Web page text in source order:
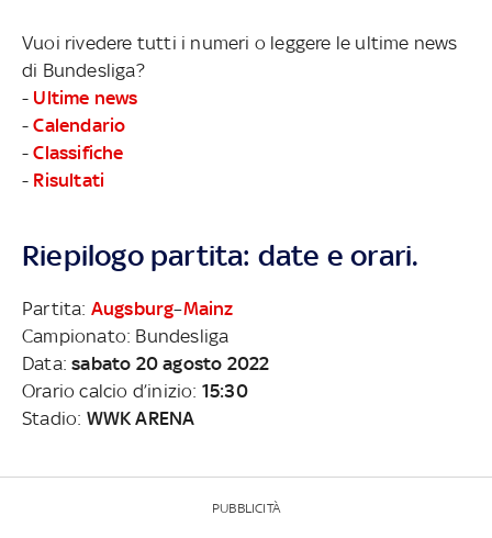
Vuoi rivedere tutti i numeri o leggere le ultime news
di Bundesliga?
- Ultime news
-Calendario
-Classifiche
- Risultati
Riepilogo partita: date e orari.
Partita: Augsburg–Mainz
Campionato: Bundesliga
Data:sabato 20 agosto 2022
Orario calcio d’inizio: 15:30
Stadio: WWK ARENA
PUBBLICITÀ